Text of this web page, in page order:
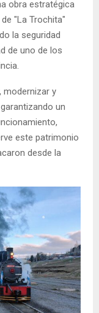
obra estratégica
"La Trochita"
la seguridad
de uno de los
modernizar y
un
este patrimonio
desde la